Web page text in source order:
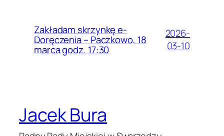
Zakładam skrzynkę e-
Doręczenia – Paczkowo, 18
marca godz. 17:30
2026-
03-10
Jacek Bura